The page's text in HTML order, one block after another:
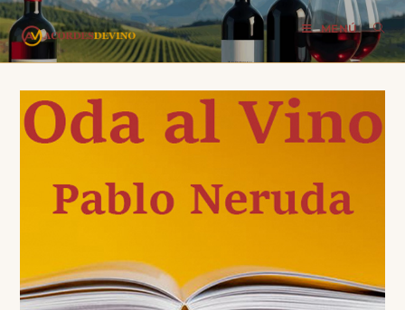
MENÚ